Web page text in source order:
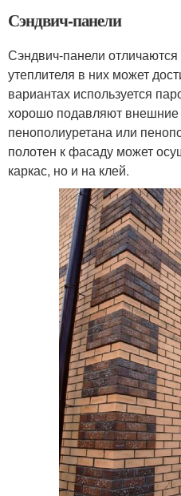
Сэндвич-панели
Сэндвич-панели
утеплителя в них может
вариантах используется
хорошо подавляют
пенополиуретана или
полотен к фасаду может
каркас, но и на клей.